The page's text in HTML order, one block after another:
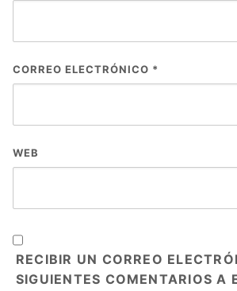
CORREO ELECTRÓNICO *
WEB
RECIBIR UN CORREO
SIGUIENTES COMENTARIOS A